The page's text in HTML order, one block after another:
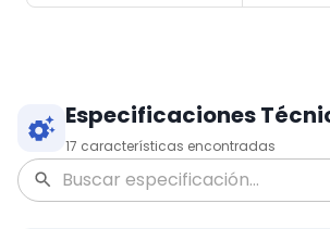
Especificaciones
17 características encontradas